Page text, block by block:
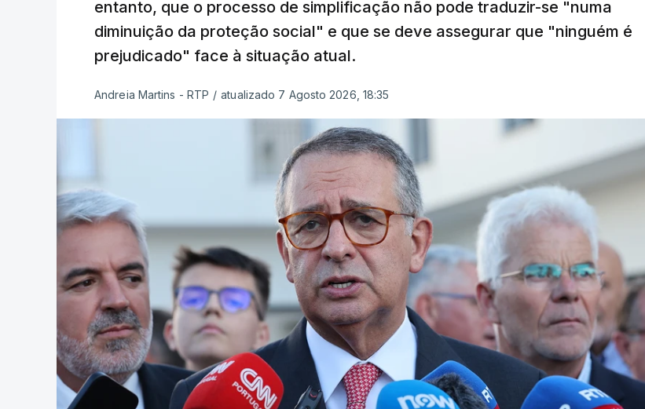
entanto, que o processo de simplificação não pode traduzir-se "numa
diminuição da proteção social" e que se deve assegurar que "ninguém é
prejudicado" face à situação atual.
Andreia Martins - RTP / atualizado 7 Agosto 2026, 18:35